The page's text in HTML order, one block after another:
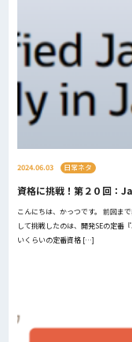
2024.06.03 日常ネタ
資格に挑戦！第２０回：
こんにちは、かっつです。 前回ま
して挑戦したのは、開発SEの定番
いくらいの定番資格 […]